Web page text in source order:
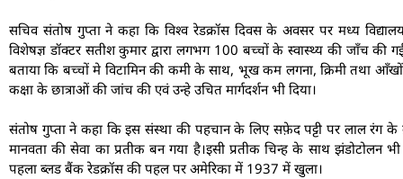
सचिव संतोष गुप्ता ने कहा कि विश्व रेडक्रॉस दिवस के अवसर पर मध्य
विशेषज्ञ डॉक्टर सतीश कुमार द्वारा लगभग 100 बच्चों के स्वास्थ्य की जाँच की
बताया कि बच्चों मे विटामिन की कमी के साथ, भूख कम लगना, क्रिमी तथा
कक्षा के छात्राओं की जांच की एवं उन्हे उचित मार्गदर्शन भी दिया।
संतोष गुप्ता ने कहा कि इस संस्था की पहचान के लिए सफ़ेद पट्टी पर लाल रंग के
मानवता की सेवा का प्रतीक बन गया है।इसी प्रतीक चिन्ह के साथ झंडोटोलन
पहला ब्लड बैंक रेडक्रॉस की पहल पर अमेरिका में 1937 में खुला।